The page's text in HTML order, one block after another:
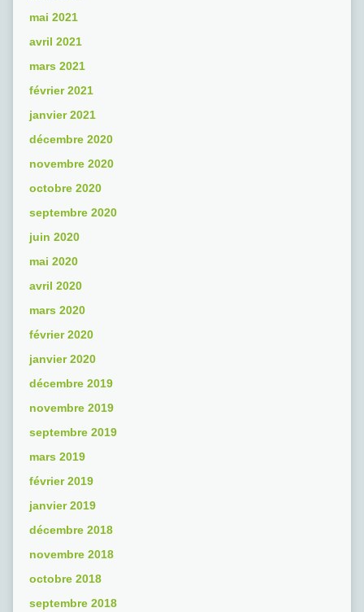
mai 2021
avril 2021
mars 2021
février 2021
janvier 2021
décembre 2020
novembre 2020
octobre 2020
septembre 2020
juin 2020
mai 2020
avril 2020
mars 2020
février 2020
janvier 2020
décembre 2019
novembre 2019
septembre 2019
mars 2019
février 2019
janvier 2019
décembre 2018
novembre 2018
octobre 2018
septembre 2018